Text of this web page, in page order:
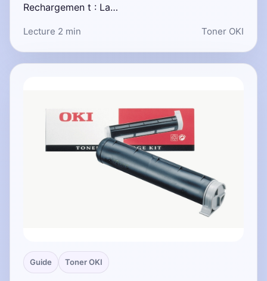
Rechargemen t : La…
Lecture 2 min Toner OKI
Guide Toner OKI